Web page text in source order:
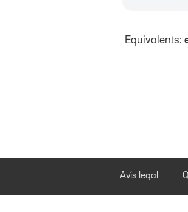
Equivalents:
Avís legal